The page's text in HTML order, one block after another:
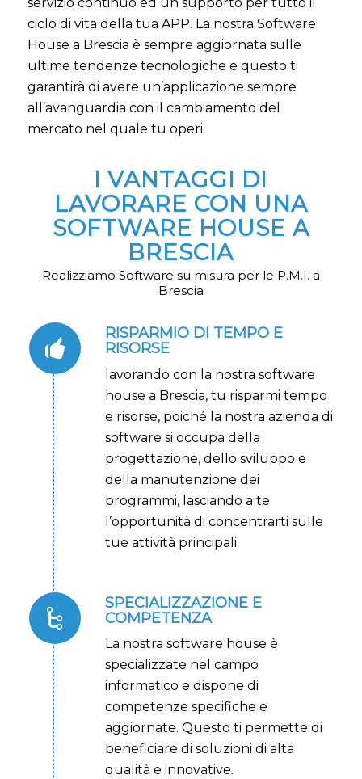
ciclo di vita della tua APP. La nostra Software
House a Brescia è sempre aggiornata sulle
ultime tendenze tecnologiche e questo ti
garantirà di avere un’applicazione sempre
all’avanguardia con il cambiamento del
mercato nel quale tu operi.
I VANTAGGI DI
LAVORARE CON UNA
SOFTWARE HOUSE A
BRESCIA
Realizziamo Software su misura per le P.M.I. a
Brescia
RISPARMIO DI TEMPO E
RISORSE
lavorando con la nostra software
house a Brescia, tu risparmi tempo
e risorse, poiché la nostra azienda di
software si occupa della
progettazione, dello sviluppo e
della manutenzione dei
programmi, lasciando a te
l’opportunità di concentrarti sulle
tue attività principali.
SPECIALIZZAZIONE E
COMPETENZA
La nostra software house è
specializzate nel campo
informatico e dispone di
competenze specifiche e
aggiornate. Questo ti permette di
beneficiare di soluzioni di alta
qualità e innovative.